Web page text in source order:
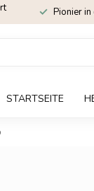
Pionier
STARTSEITE